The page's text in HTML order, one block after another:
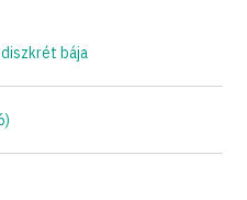
diszkrét bája